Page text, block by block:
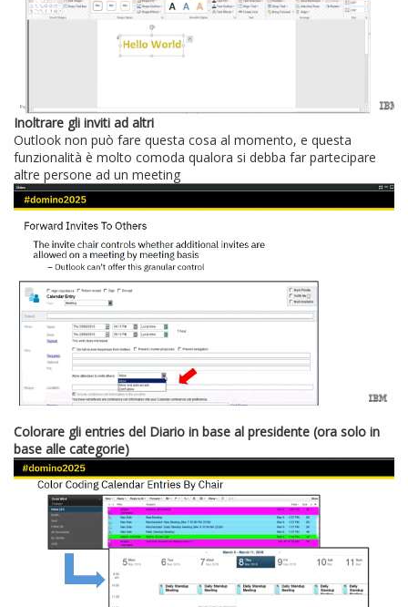
Inoltrare gli inviti ad altri
Outlook non può fare questa cosa al momento, e questa
funzionalità è molto comoda qualora si debba far partecipare
altre persone ad un meeting
Colorare gli entries del Diario in base al presidente (ora solo in
base alle categorie)